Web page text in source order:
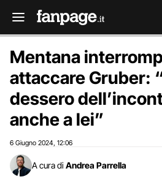
Mentana
attaccare Gruber:
dessero
anche a lei”
6 Giugno 2024 12:06
A cura di Andrea Parrella